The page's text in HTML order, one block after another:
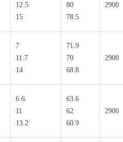
12.5
15
80
78.5
2900
7
11.7
14
71.9
70
68.8
2900
6.6
11
13.2
63.6
62
60.9
2900